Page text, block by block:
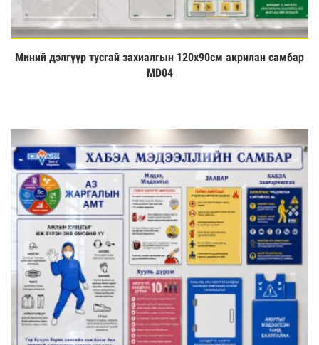
Үзэх
Миний дэлгүүр тусгай захиалгын 120х90см акрилан самбар
MD04